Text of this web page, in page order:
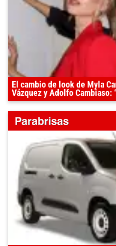
El cambio de look de Myla
Vázquez y Adolfo Cambiaso: